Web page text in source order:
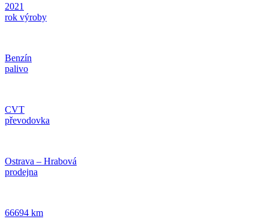
2021
rok výroby
Benzín
palivo
CVT
převodovka
Ostrava – Hrabová
prodejna
66694 km